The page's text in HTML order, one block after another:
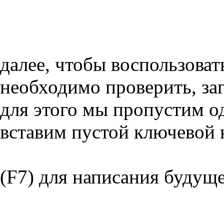
далее, чтобы
необходимо проверить,
для этого мы пропустим
вставим пустой ключевой
(F7) для написания